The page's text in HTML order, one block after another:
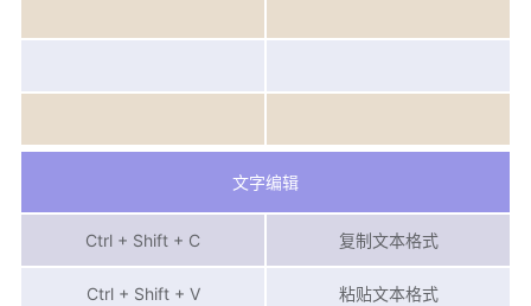
文字编辑
Ctrl + Shift + C 复制文本格式
Ctrl + Shift + V 粘贴文本格式